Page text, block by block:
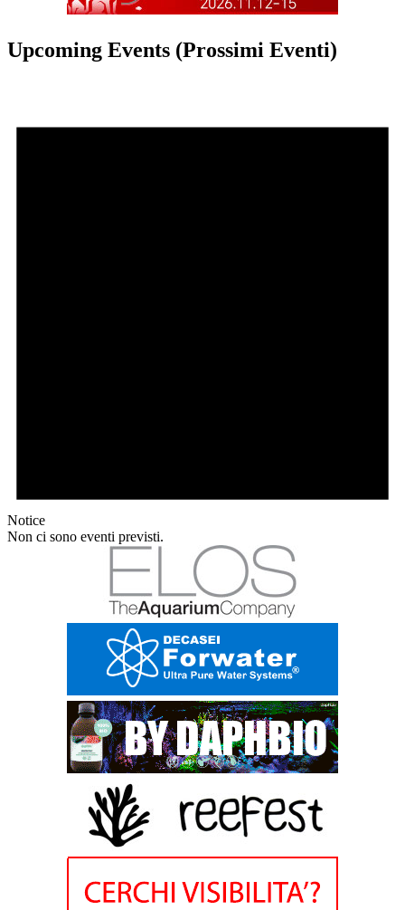
Upcoming Events (Prossimi Eventi)
Notice
Non ci sono eventi previsti.